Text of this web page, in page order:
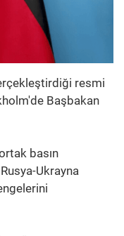
resmi
Başbakan
basın
Ukrayna